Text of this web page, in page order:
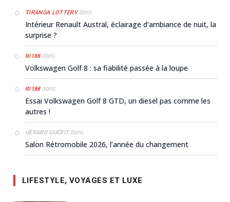
TIRANGA LOTTERYdans
Intérieur Renault Austral, éclairage d’ambiance de nuit, la
surprise ?
RI188dans
Volkswagen Golf 8 : sa fiabilité passée à la loupe
RI188dans
Essai Volkswagen Golf 8 GTD, un diesel pas comme les
autres !
GÉRARD GUÉRITdans
Salon Rétromobile 2026, l’année du changement
LIFESTYLE, VOYAGES ET LUXE